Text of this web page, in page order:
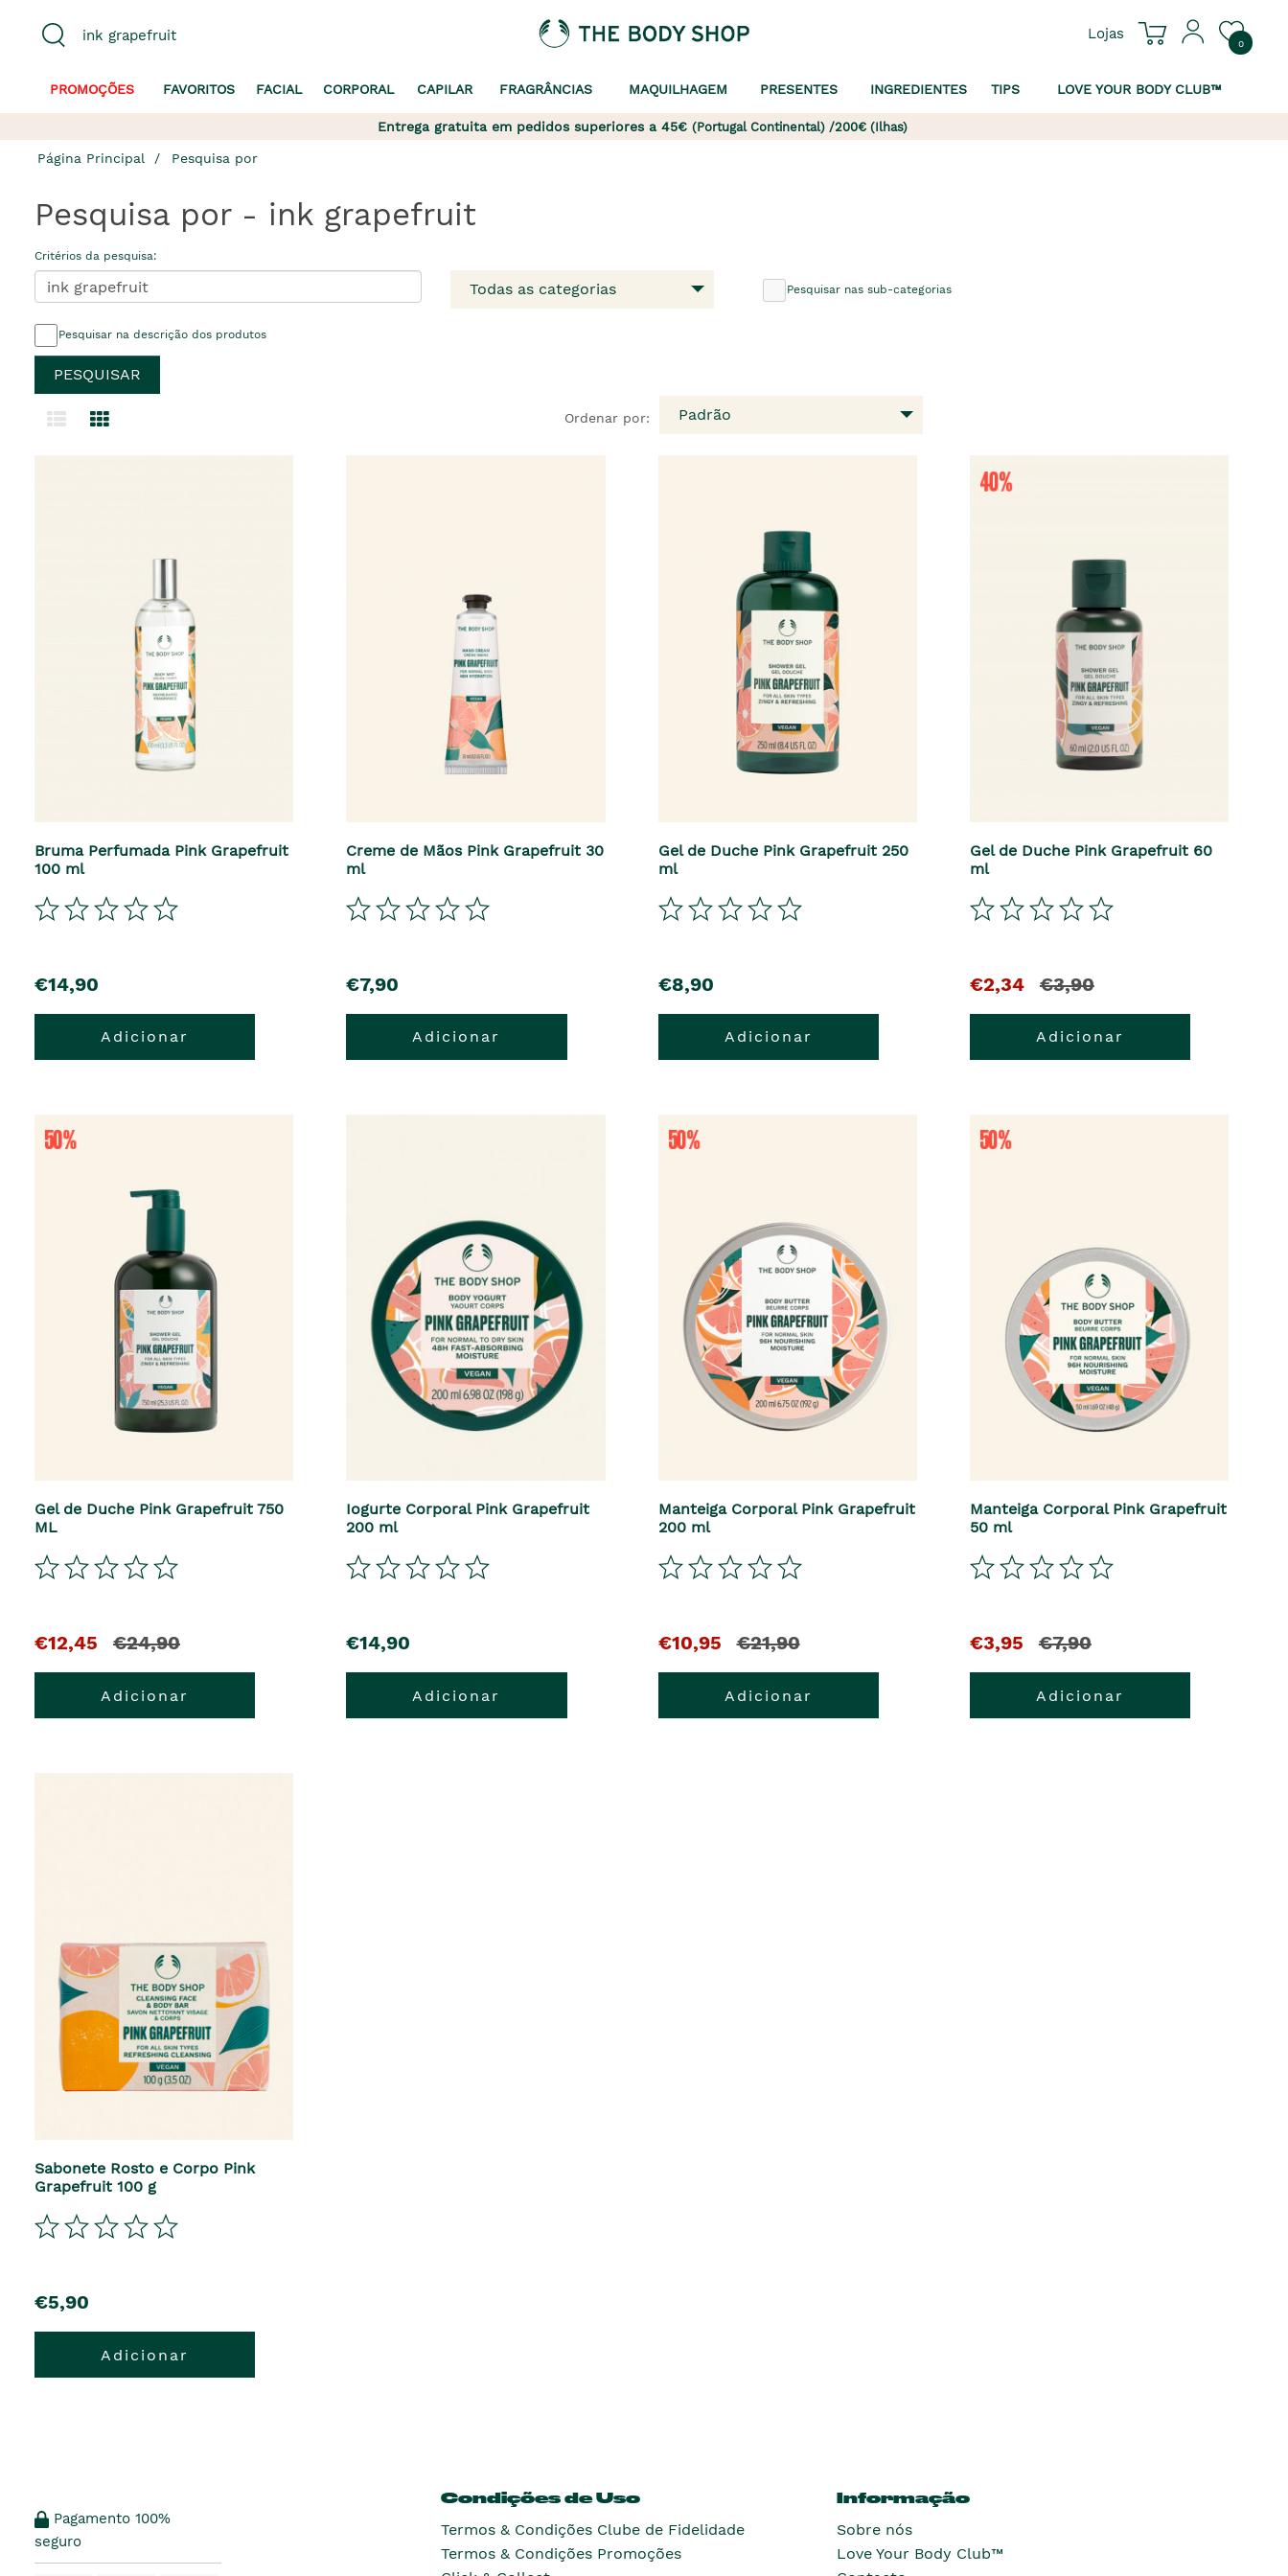
Lojas
0
PROMOÇÕES FAVORITOS FACIAL CORPORAL CAPILAR FRAGRÂNCIAS MAQUILHAGEM PRESENTES INGREDIENTES TIPS LOVE YOUR BODY CLUB™
Entrega gratuita em pedidos superiores a 45€ (Portugal Continental) /200€ (Ilhas)
Página Principal Pesquisa por
Pesquisa por - ink grapefruit
Critérios da pesquisa:
Todas as categorias Pesquisar nas sub-categorias
Pesquisar na descrição dos produtos
Ordenar por: Padrão
Bruma Perfumada Pink Grapefruit
100 ml
€14,90
Adicionar
Creme de Mãos Pink Grapefruit 30
ml
€7,90
Adicionar
Gel de Duche Pink Grapefruit 250
ml
€8,90
Adicionar
Gel de Duche Pink Grapefruit 60
ml
€2,34 €3,90
Adicionar
Gel de Duche Pink Grapefruit 750
ML
€12,45 €24,90
Adicionar
Iogurte Corporal Pink Grapefruit
200 ml
€14,90
Adicionar
Manteiga Corporal Pink Grapefruit
200 ml
€10,95 €21,90
Adicionar
Manteiga Corporal Pink Grapefruit
50 ml
€3,95 €7,90
Adicionar
Sabonete Rosto e Corpo Pink
Grapefruit 100 g
€5,90
Adicionar
Pagamento 100%
seguro
Condições de Uso
Termos & Condições Clube de Fidelidade
Termos & Condições Promoções
Informação
Sobre nós
Love Your Body Club™